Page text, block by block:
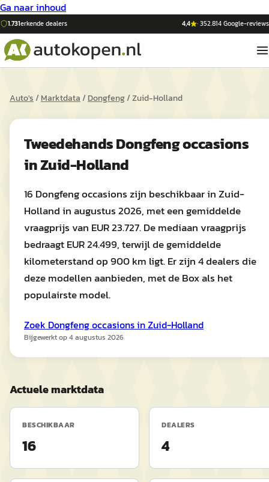
Ga naar inhoud
1.731erkende dealers 4,4 ·352.814Google-reviews
Auto's/Marktdata/Dongfeng/Zuid-Holland
TweedehandsDongfengoccasions
inZuid-Holland
16 Dongfeng occasions zijn beschikbaar in Zuid-
Holland in augustus 2026, met een gemiddelde
vraagprijs van EUR 23.727. De mediaan vraagprijs
bedraagt EUR 24.499, terwijl de gemiddelde
kilometerstand op 900 km ligt. Er zijn 4 dealers die
deze modellen aanbieden, met de Box als het
populairste model.
Zoek Dongfengoccasions inZuid-Holland
Bijgewerkt op4 augustus 2026
Actuele marktdata
BESCHIKBAAR
16
DEALERS
4